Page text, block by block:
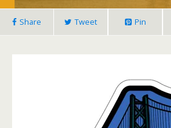
Share Tweet Pin